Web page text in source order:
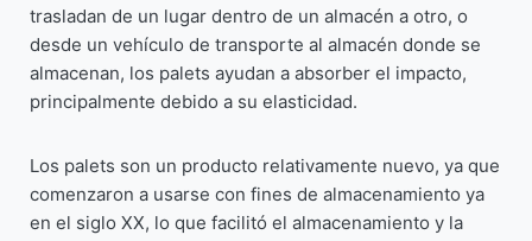
trasladan de un lugar dentro de un almacén a otro, o
desde un vehículo de transporte al almacén donde se
almacenan, los palets ayudan a absorber el impacto,
principalmente debido a su elasticidad.
Los palets son un producto relativamente nuevo, ya que
comenzaron a usarse con fines de almacenamiento ya
en el siglo XX, lo que facilitó el almacenamiento y la